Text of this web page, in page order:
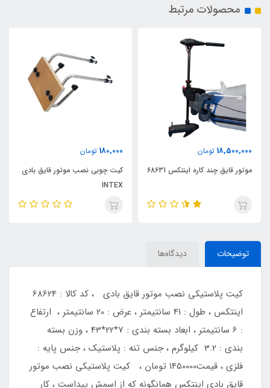
محصولات مرتبط
180,000
کیت چوبی نصب موتور قایق بادی
موتور برقی قایق بادی نرائوس
توضیحات دیدگاه‌ها
کیت پلاستیکی نصب موتور قایق بادی ، کد کالا : 68624
اینتکس ، طول : 41 سانتیمتر ، عرض : 20 سانتیمتر ، ارتفاع
: 6 سانتیمتر ، ابعاد بسته بندی : 7*22*43 ، وزن بسته
بندی : 3.2 کیلوگرم ، جنس تنه : پلاستیک ، جنس پایه :
فلزی ، قیمت1450000 تومان ، کیت پلاستیکی نصب موتور
قایق بادی اینتکس همانگونه که از اسمش پیداست ، کار